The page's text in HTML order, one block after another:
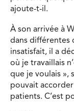
ajoute-t-il.
À son arrivée à
dans différentes
insatisfait, il a
où je travaillais
que je voulais »,
pouvait
patients. C’est